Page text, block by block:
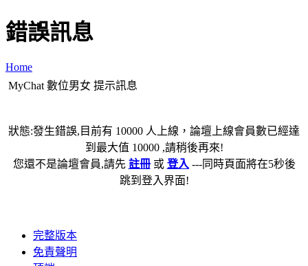
錯誤訊息
Home
MyChat 數位男女 提示訊息
狀態:發生錯誤,目前有 10000 人上線，論壇上線會員數已經達
到最大值 10000 ,請稍後再來!
您還不是論壇會員,請先 註冊或 登入 ---同時頁面將在5秒後
跳到登入界面!
完整版本
免責聲明